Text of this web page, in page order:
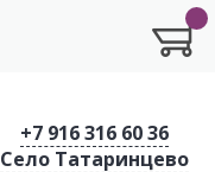
+7 916 316 60 36
Село Татаринцево